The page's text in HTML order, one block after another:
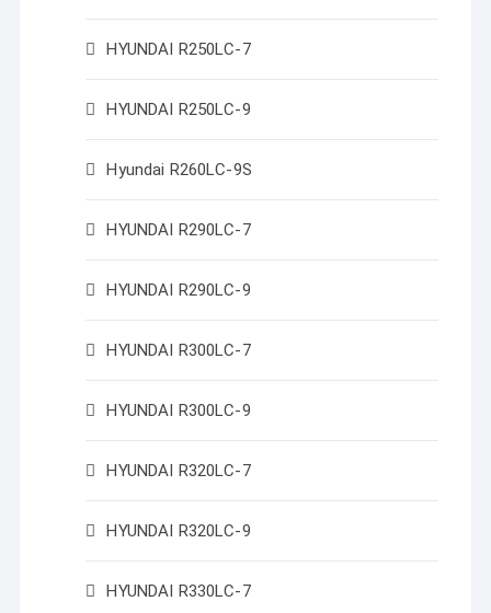
HYUNDAI R250LC-7
HYUNDAI R250LC-9
Hyundai R260LC-9S
HYUNDAI R290LC-7
HYUNDAI R290LC-9
HYUNDAI R300LC-7
HYUNDAI R300LC-9
HYUNDAI R320LC-7
HYUNDAI R320LC-9
HYUNDAI R330LC-7